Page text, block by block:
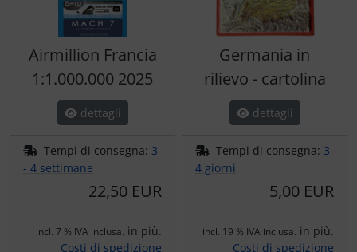
Airmillion Francia
1:1.000.000 2025
dettagli
Tempi di consegna: 3
- 4 settimane
22,50 EUR
incl. 7 % IVA inclusa. in più.
Costi di spedizione
Germania in
rilievo - cartolina
dettagli
Tempi di consegna: 3-
4 giorni
5,00 EUR
incl. 19 % IVA inclusa. in più.
Costi di spedizione